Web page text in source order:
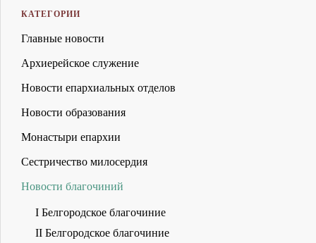
КАТЕГОРИИ
Главные новости
Архиерейское служение
Новости епархиальных отделов
Новости образования
Монастыри епархии
Сестричество милосердия
Новости благочиний
I Белгородское благочиние
II Белгородское благочиние